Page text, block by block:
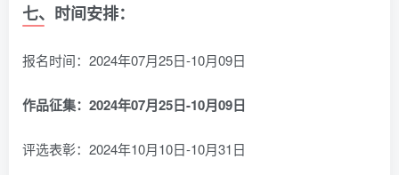
七、时间安排：
报名时间：2024年07月25日-10月09日
作品征集：2024年07月25日-10月09日
评选表彰：2024年10月10日-10月31日